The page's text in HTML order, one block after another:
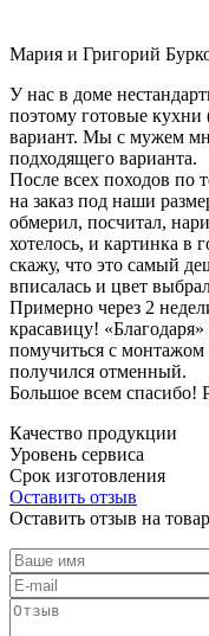
Мария и Григорий
У нас в доме
поэтому готовые
вариант. Мы с мужем
подходящего варианта.
После всех походов по
на заказ под наши
обмерил, посчитал,
хотелось, и картинка в
скажу, что это самый
вписалась и цвет
Примерно через 2
красавицу!
помучиться с монтажом
получился отменный.
Большое всем спасибо!
Качество продукции
Уровень сервиса
Срок изготовления
Оставить отзыв
Оставить отзыв на